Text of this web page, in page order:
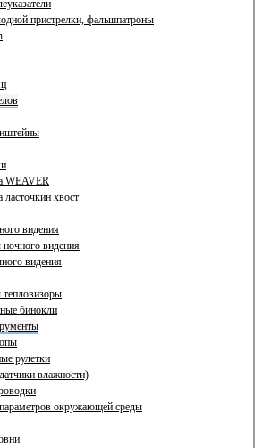
пристрелки, фальшпатроны
WEAVER
ласточкин хвост
видения
видения
видения
бинокли
рулетки
влажности)
окружающей среды